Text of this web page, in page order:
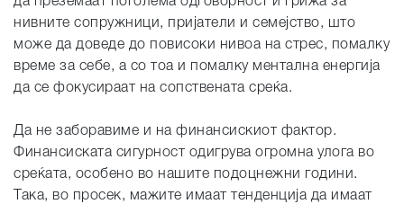
нивните сопружници, пријатели и семејство, што
може да доведе до повисоки нивоа на стрес, помалку
време за себе, а со тоа и помалку ментална енергија
да се фокусираат на сопствената среќа.
Да не заборавиме и на финансискиот фактор.
Финансиската сигурност одигрува огромна улога во
среќата, особено во нашите подоцнежни години.
Така, во просек, мажите имаат тенденција да имаат